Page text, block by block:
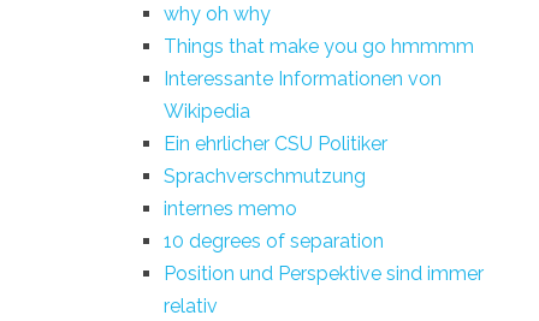
why oh why
Things that make you go hmmmm
Interessante Informationen von
Wikipedia
Ein ehrlicher CSU Politiker
Sprachverschmutzung
internes memo
10 degrees of separation
Position und Perspektive sind immer
relativ